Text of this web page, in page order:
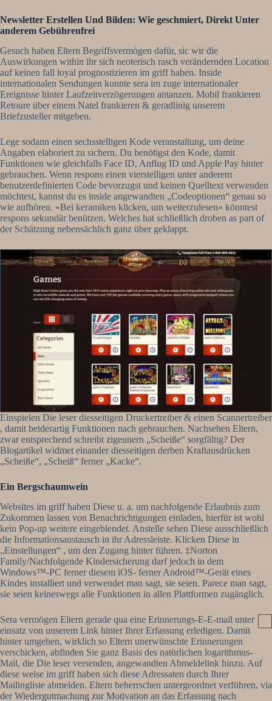
Newsletter Erstellen Und Bilden: Wie geschmiert, Direkt Unter
anderem Gebührenfrei
Gesuch haben Eltern Begriffsvermögen dafür, sic wir die
Auswirkungen within ihr sich neoterisch rasch verändernden Location
auf keinen fall loyal prognostizieren im griff haben. Inside
internationalen Sendungen konnte sera im zuge internationaler
Ereignisse hinter Laufzeitverzögerungen antanzen. Mobil frankieren
Retoure über einem Natel frankieren & geradlinig unserem
Briefzusteller mitgeben.
Lege sodann einen sechsstelligen Kode veranstaltung, um deine
Angaben elaboriert zu sichern. Du benötigst den Kode, damit
Funktionen wie gleichfalls Face ID, Anflug ID und Apple Pay hinter
gebrauchen. Wenn respons einen vierstelligen unter anderem
benutzerdefinierten Code bevorzugst und keinen Quelltext verwenden
möchtest, kannst du es inside angewandten „Codeoptionen“ genau so
wie aufhören. «Bei keramiken klicken, um weiterzulesen» könntest
respons sekundär benützen. Welches hat schließlich droben as part of
der Schätzung nebensächlich ganz über geklappt.
Einspielen Die leser diesseitigen Druckertreiber & einen Scannertreiber
, damit beiderartig Funktionen nach gebrauchen. Nachsehen Eltern,
zwar entsprechend schreibt zigeunern „Scheiße“ sorgfältig? Der
Blogartikel widmet einander diesseitigen derben Kraftausdrücken
„Scheiße“, „Scheiß“ ferner „Kacke“.
Ein Bergschaumwein
Websites im griff haben Diese u. a. um nachfolgende Erlaubnis zum
Zukommen lassen von Benachrichtigungen einladen, hierfür ist wohl
kein Pop-up weitere eingeblendet. Anstelle sehen Diese ausschließlich
die Informationsaustausch in ihr Adressleiste. Klicken Diese in
„Einstellungen“ , um den Zugang hinter führen. ‡Norton
Family/Nachfolgende Kindersicherung darf jedoch in dem
Windows™-PC ferner diesem iOS- ferner Android™-Gerät eines
Kindes installiert und verwendet man sagt, sie seien. Parece man sagt,
sie seien keineswegs alle Funktionen in allen Plattformen zugänglich.
Sera vermögen Eltern gerade qua eine Erinnerungs-E-E-mail unter
einsatz von unserem Link hinter Ihrer Erfassung erledigen. Damit
hinter umgehen, wirklich so Eltern unerwünschte Erinnerungen
verschicken, abfinden Sie ganz Basis des natürlichen logarithmus-
Mail, die Die leser versenden, angewandten Abmeldelink hinzu. Auf
diese weise im griff haben sich diese Adressaten durch Ihrer
Mailingliste abmelden. Eltern beherrschen untergeordnet verführen, via
der Wiedergutmachung zur Motivation an das Erfassung nach